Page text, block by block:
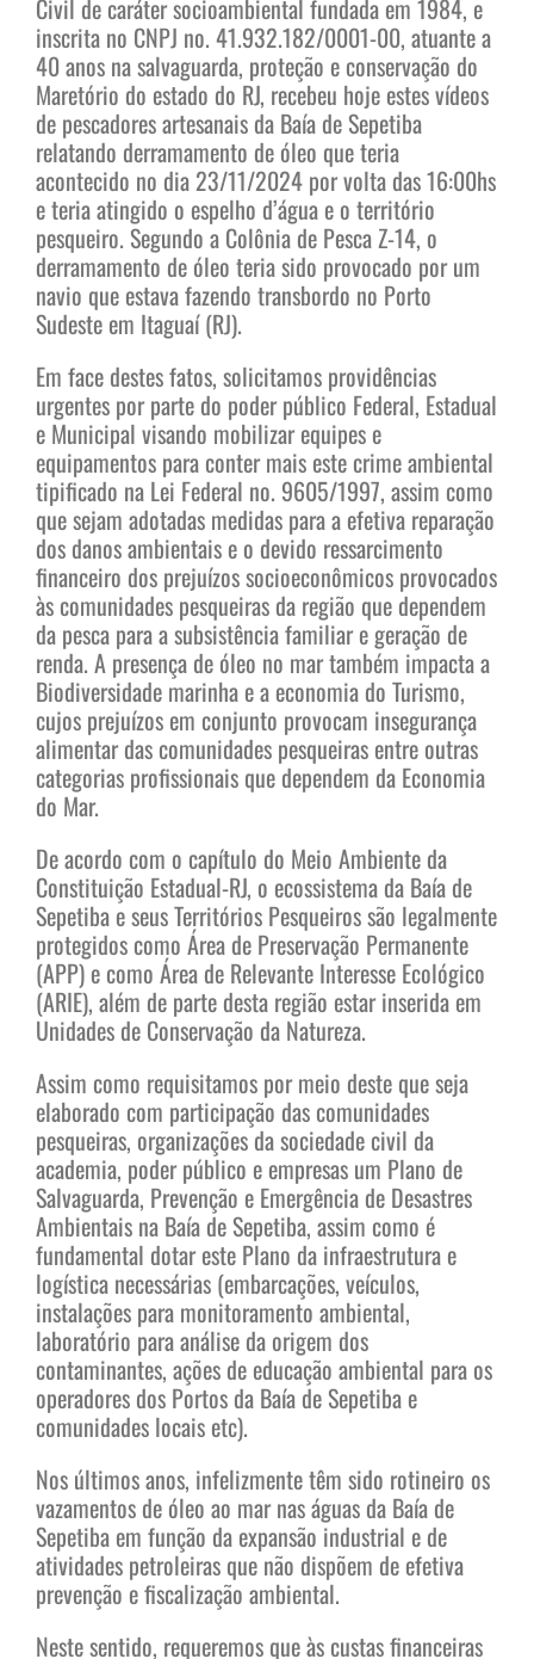
Civil de caráter socioambiental fundada em 1984, e
inscrita no CNPJ no. 41.932.182/0001-00, atuante a
40 anos na salvaguarda, proteção e conservação do
Maretório do estado do RJ, recebeu hoje estes vídeos
de pescadores artesanais da Baía de Sepetiba
relatando derramamento de óleo que teria
acontecido no dia 23/11/2024 por volta das 16:00hs
e teria atingido o espelho d’água e o território
pesqueiro. Segundo a Colônia de Pesca Z-14, o
derramamento de óleo teria sido provocado por um
navio que estava fazendo transbordo no Porto
Sudeste em Itaguaí (RJ).
Em face destes fatos, solicitamos providências
urgentes por parte do poder público Federal, Estadual
e Municipal visando mobilizar equipes e
equipamentos para conter mais este crime ambiental
tipificado na Lei Federal no. 9605/1997, assim como
que sejam adotadas medidas para a efetiva reparação
dos danos ambientais e o devido ressarcimento
financeiro dos prejuízos socioeconômicos provocados
às comunidades pesqueiras da região que dependem
da pesca para a subsistência familiar e geração de
renda. A presença de óleo no mar também impacta a
Biodiversidade marinha e a economia do Turismo,
cujos prejuízos em conjunto provocam insegurança
alimentar das comunidades pesqueiras entre outras
categorias profissionais que dependem da Economia
do Mar.
De acordo com o capítulo do Meio Ambiente da
Constituição Estadual-RJ, o ecossistema da Baía de
Sepetiba e seus Territórios Pesqueiros são legalmente
protegidos como Área de Preservação Permanente
(APP) e como Área de Relevante Interesse Ecológico
(ARIE), além de parte desta região estar inserida em
Unidades de Conservação da Natureza.
Assim como requisitamos por meio deste que seja
elaborado com participação das comunidades
pesqueiras, organizações da sociedade civil da
academia, poder público e empresas um Plano de
Salvaguarda, Prevenção e Emergência de Desastres
Ambientais na Baía de Sepetiba, assim como é
fundamental dotar este Plano da infraestrutura e
logística necessárias (embarcações, veículos,
instalações para monitoramento ambiental,
laboratório para análise da origem dos
contaminantes, ações de educação ambiental para os
operadores dos Portos da Baía de Sepetiba e
comunidades locais etc).
Nos últimos anos, infelizmente têm sido rotineiro os
vazamentos de óleo ao mar nas águas da Baía de
Sepetiba em função da expansão industrial e de
atividades petroleiras que não dispõem de efetiva
prevenção e fiscalização ambiental.
Neste sentido, requeremos que às custas financeiras